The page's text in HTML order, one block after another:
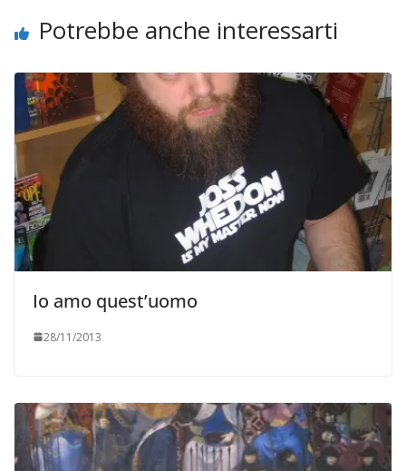
Potrebbe anche interessarti
Io amo quest’uomo
28/11/2013